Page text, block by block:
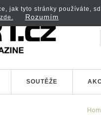
SOUTĚŽE
jak tyto stránky používáte,
zde. Rozumím